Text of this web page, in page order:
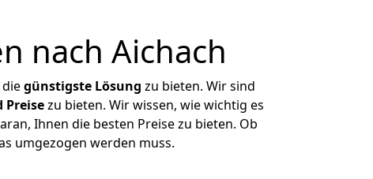
nach Aichach
günstigste Lösung zu bieten. Wir sind
Preisezu bieten. Wir wissen, wie wichtig es
Ihnen die besten Preise zu bieten. Ob
umgezogen werden muss.